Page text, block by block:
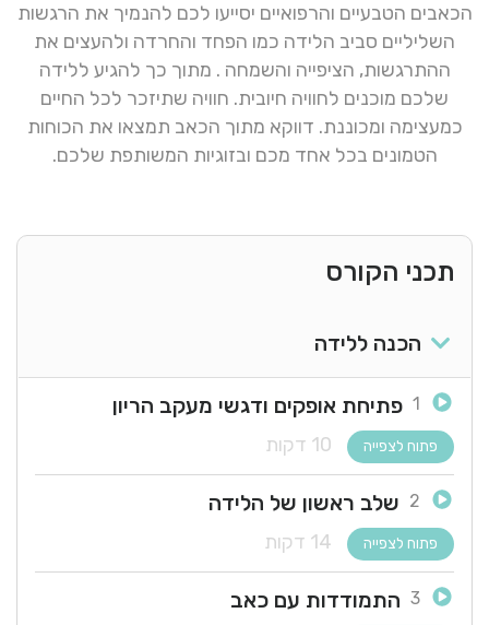
הכאבים הטבעיים והרפואיים יסייעו לכם להנמיך את הרגשות
השליליים סביב הלידה כמו הפחד והחרדה ולהעצים את
ההתרגשות, הציפייה והשמחה . מתוך כך להגיע ללידה
שלכם מוכנים לחוויה חיובית. חוויה שתיזכר לכל החיים
כמעצימה ומכוננת. דווקא מתוך הכאב תמצאו את הכוחות
הטמונים בכל אחד מכם ובזוגיות המשותפת שלכם.
תכני הקורס
הכנה ללידה
1 פתיחת אופקים ודגשי מעקב הריון
פתוח לצפייה
2 שלב ראשון של הלידה
פתוח לצפייה
3 התמודדות עם כאב